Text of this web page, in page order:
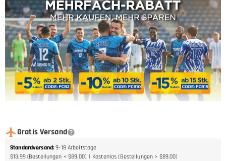
Gratis Versand
Standardversand: 9-18 Arbeitstage
$13.99 (Bestellungen < $89.00)
Kostenlos (Bestellungen > $89.00)